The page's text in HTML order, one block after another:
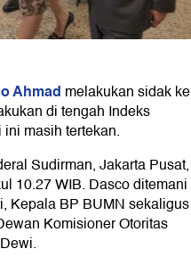
Ahmad melakukan sidak ke
di tengah Indeks
masih tertekan.
Sudirman, Jakarta Pusat,
10.27 WIB. Dasco ditemani
Kepala BP BUMN sekaligus
Komisioner Otoritas